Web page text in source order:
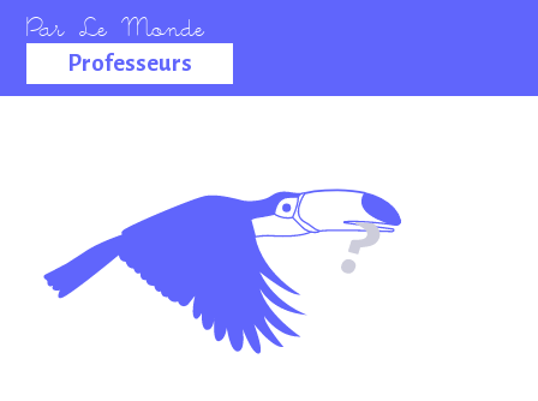
Professeurs
La salle des
professeurs